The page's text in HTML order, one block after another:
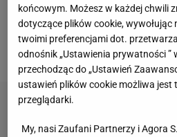
(sobota, godz. 20.30) z parą z
Ellis/Chris Langridge, która
wygraną i porażkę.
końcowym. Możesz w każdej chwili
dotyczące plików cookie, wywołując
twoimi preferencjami dot.
odnośnik „Ustawienia prywatności ”
przechodząc do „Ustawień
ustawień plików cookie możliwa jest
przeglądarki.
My, nasi Zaufani Partnerzy i Agora